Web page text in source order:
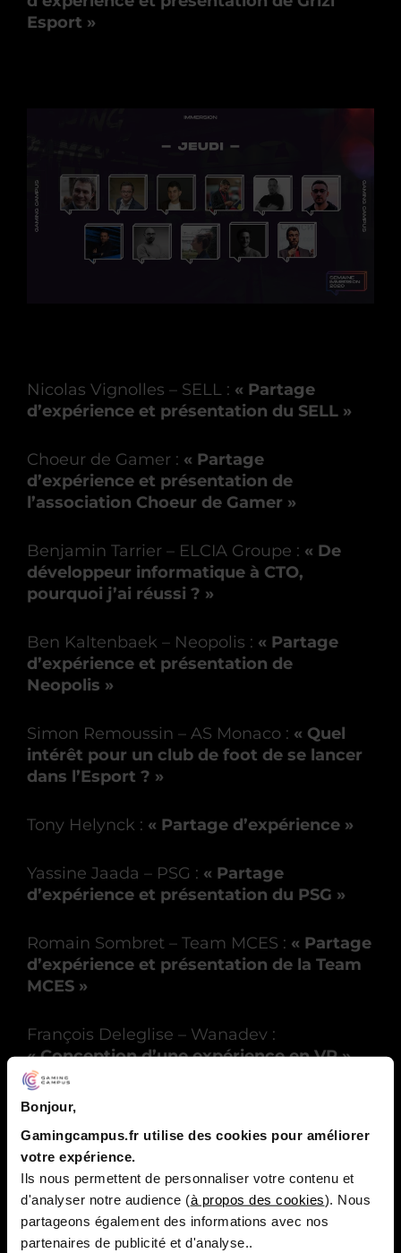
Bonjour,
Gamingcampus.fr utilise des cookies pour améliorer
votre expérience.
Ils nous permettent de personnaliser votre contenu et
d'analyser notre audience (à propos des cookies). Nous
partageons également des informations avec nos
partenaires de publicité et d'analyse..
Esport »
Nicolas Vignolles – SELL : « Partage
d’expérience et présentation du SELL »
Choeur de Gamer : « Partage
d’expérience et présentation de
l’association Choeur de Gamer »
Benjamin Tarrier – ELCIA Groupe : « De
développeur informatique à CTO,
pourquoi j’ai réussi ? »
Ben Kaltenbaek – Neopolis : « Partage
d’expérience et présentation de
Neopolis »
Simon Remoussin – AS Monaco : « Quel
intérêt pour un club de foot de se lancer
dans l’Esport ? »
Tony Helynck : « Partage d’expérience »
Yassine Jaada – PSG : « Partage
d’expérience et présentation du PSG »
Romain Sombret – Team MCES : « Partage
d’expérience et présentation de la Team
MCES »
François Deleglise – Wanadev :
« Conception d’une expérience en VR »
Suzanne Rault – Wanadev :
d’une expérience en VR »
Jean-Marie Rudent – Wanadev :
« L’importance de l’animation dans vos
projets »